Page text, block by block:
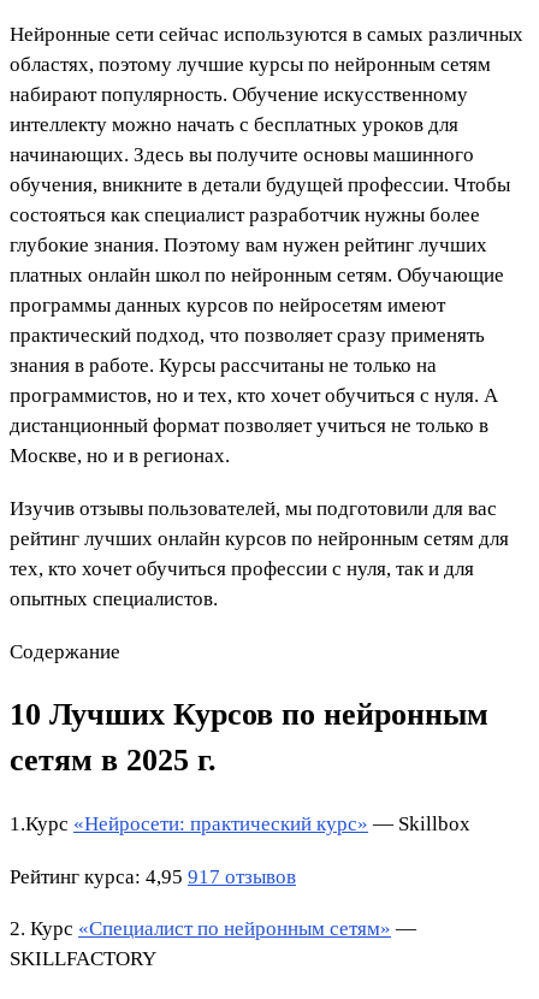
Нейронные сети сейчас используются в самых различных
областях, поэтому лучшие курсы по нейронным сетям
набирают популярность. Обучение искусственному
интеллекту можно начать с бесплатных уроков для
начинающих. Здесь вы получите основы машинного
обучения, вникните в детали будущей профессии. Чтобы
состояться как специалист разработчик нужны более
глубокие знания. Поэтому вам нужен рейтинг лучших
платных онлайн школ по нейронным сетям. Обучающие
программы данных курсов по нейросетям имеют
практический подход, что позволяет сразу применять
знания в работе. Курсы рассчитаны не только на
программистов, но и тех, кто хочет обучиться с нуля. А
дистанционный формат позволяет учиться не только в
Москве, но и в регионах.
Изучив отзывы пользователей, мы подготовили для вас
рейтинг лучших онлайн курсов по нейронным сетям для
тех, кто хочет обучиться профессии с нуля, так и для
опытных специалистов.
Содержание
10 Лучших Курсов по нейронным
сетям в 2025 г.
1.Курс «Нейросети: практический курс» — Skillbox
Рейтинг курса: 4,95 917 отзывов
2. Курс «Специалист по нейронным сетям» —
SKILLFACTORY